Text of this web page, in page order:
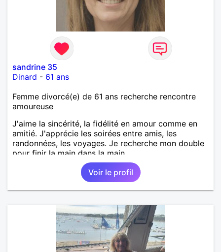
sandrine 35
Dinard - 61 ans
Femme divorcé(e) de 61 ans recherche rencontre
amoureuse
J'aime la sincérité, la fidélité en amour comme en
amitié. J'apprécie les soirées entre amis, les
randonnées, les voyages. Je recherche mon double
pour finir la main dans la main.
Voir le profil